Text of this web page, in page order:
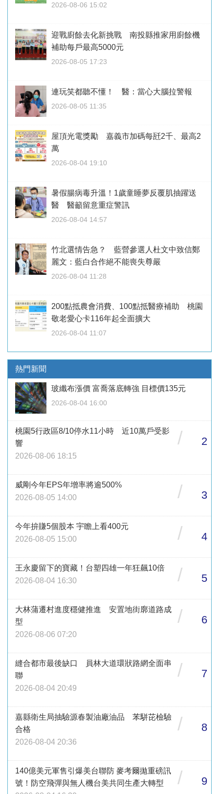
2026-08-06 15:02
迎戰廚餘去化新挑戰 南投縣推家用廚餘機
補助每戶最高5000元
2026-08-05 17:23
連玩笑都聽不懂！ 醫：當心大腦拉警報
2026-08-05 11:35
屋頂光電獎勵 嘉義市加碼每瓩2千、最高2
萬
2026-08-04 19:10
暑假腸病毒升溫！1歲童睡夢反覆肌抽躍送
醫 醫籲留意重症警訊
2026-08-04 14:57
竹北選情告急？ 藍營參選人杜文中致信鄭
麗文：藍白合作絕不能喪失尊嚴
2026-08-04 11:28
200點抵農會消費、100點抵醫療補助 桃園
敬老愛心卡116年起全面擴大
2026-08-04 11:07
熱門新聞
玻纖布漲價 富喬落底轉強 目標價135元
2026-08-04 16:00
桃園5行政區8/10停水11小時 近10萬戶受影
響
2026-08-06 18:15
/ 2
威剛今年EPS年增率將逾500%
2026-08-05 14:00
/ 3
今年拚賺5個股本 宇瞻上看400元
2026-08-05 15:00
/ 4
王永慶留下的寶藏！台塑四雄一年狂飆10倍
2026-08-04 16:30
/ 5
大林蒲遷村進度穩健推進 安置地街廓道路成
型
2026-08-06 07:20
/ 6
縫合都市最後缺口 員林大道環狀路網全面串
聯
2026-08-04 20:49
/ 7
嘉縣衛生局抽驗源春製油廠油品 苯駢芘檢驗
合格
2026-08-04 20:36
/ 8
140億美元軍售引爆美台聯防 麥考爾拋重磅訊
號！防空飛彈與無人機台美共同生產大轉型
/ 9